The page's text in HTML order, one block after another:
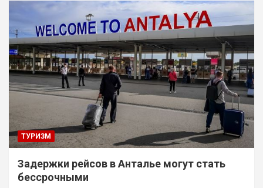
ТУРИЗМ
Задержки рейсов в Анталье могут стать
бессрочными